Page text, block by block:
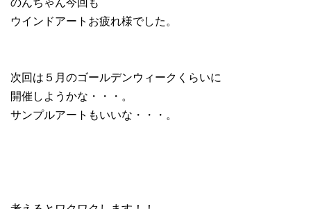
ウインドアートお疲れ様でした。
次回は５月のゴールデンウィークくらいに
開催しようかな・・・。
サンプルアートもいいな・・・。